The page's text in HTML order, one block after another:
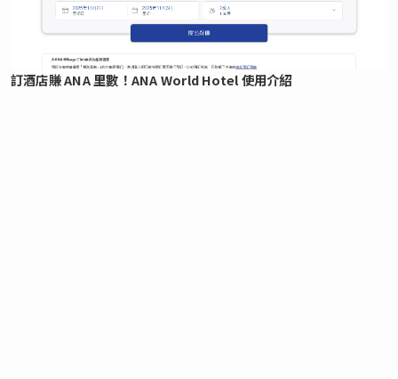
訂酒店賺 ANA 里數！ANA World Hotel 使用介紹